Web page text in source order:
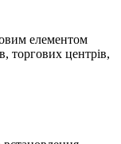
елементом
торгових центрів,